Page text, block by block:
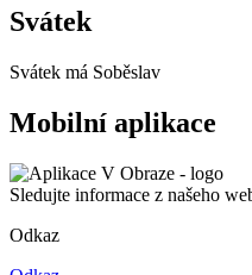
Svátek
Svátek má Soběslav
Mobilní aplikace
Sledujte informace z našeho
Odkaz